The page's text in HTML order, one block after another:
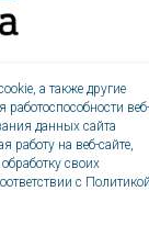
палаты
а также другие
веб-
данных сайта
работу на веб-сайте,
своих
с Политикой